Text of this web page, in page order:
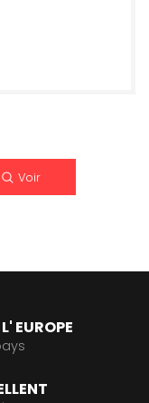
Voir
EUROPE